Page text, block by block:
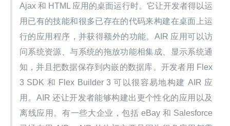
Ajax 和 HTML 应用的桌面运行时。它让开发者得以运
用已有的技能和很多已存在的代码来构建在桌面上运
行的应用程序，并获得额外的功能。AIR 应用可以访
问系统资源、与系统的拖放功能相集成、显示系统通
知，并且把数据保存到内嵌的数据库。开发者用 Flex
3 SDK 和 Flex Builder 3 可以很容易地构建 AIR 应
用。AIR 还让开发者能够构建出更个性化的应用以及
离线应用。有一些大企业，包括 eBay 和 Salesforce